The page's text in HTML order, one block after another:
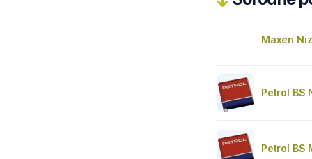
Maxen
Petrol BS
Petrol BS